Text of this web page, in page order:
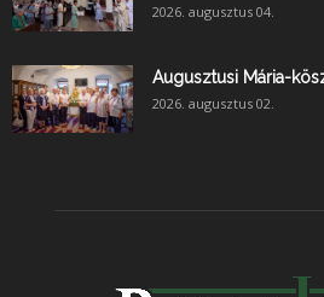
2026. augusztus 04.
Augusztusi Mária-
2026. augusztus 02.